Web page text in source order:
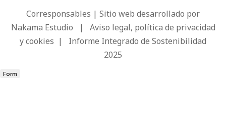
Corresponsables | Sitio web desarrollado por
Nakama Estudio | Aviso legal, política de privacidad
y cookies | Informe Integrado de Sostenibilidad
2025
Form